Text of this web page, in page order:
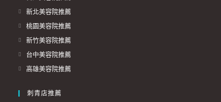
新北美容院推薦
桃園美容院推薦
新竹美容院推薦
台中美容院推薦
高雄美容院推薦
刺青店推薦